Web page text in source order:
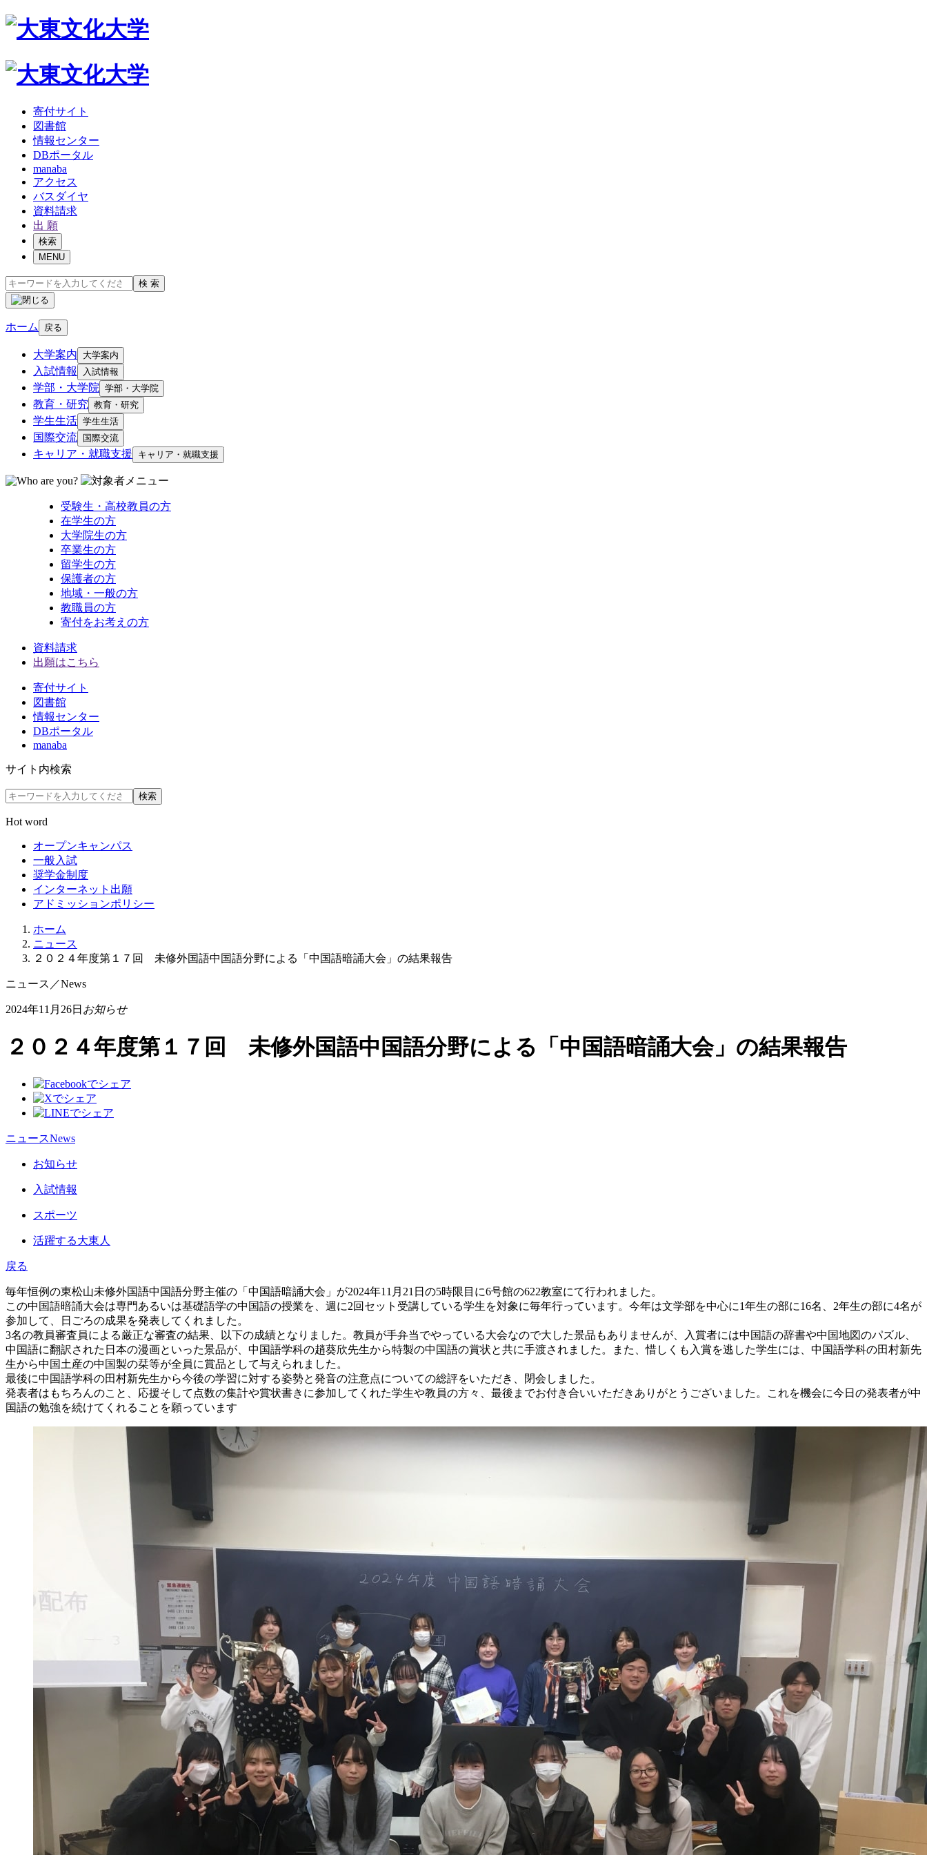
寄付サイト
図書館
情報センター
DBポータル
manaba
アクセス
バスダイヤ
資料請求
出 願
検索
MENU
検 索
ホーム 戻る
大学案内 大学案内
入試情報 入試情報
学部・大学院 学部・大学院
教育・研究 教育・研究
学生生活 学生生活
国際交流 国際交流
キャリア・就職支援 キャリア・就職支援
受験生・高校教員の方
在学生の方
大学院生の方
卒業生の方
留学生の方
保護者の方
地域・一般の方
教職員の方
寄付をお考えの方
資料請求
出願はこちら
寄付サイト
図書館
情報センター
DBポータル
manaba
サイト内検索
検索
Hot word
オープンキャンパス
一般入試
奨学金制度
インターネット出願
アドミッションポリシー
ホーム
ニュース
２０２４年度第１７回 未修外国語中国語分野による「中国語暗誦大会」の結果報告
ニュース ／News
2024年11月26日 お知らせ
２０２４年度第１７回 未修外国語中国語分野による「中国語暗誦大会」の結果報告
ニュースNews
お知らせ
入試情報
スポーツ
活躍する大東人
戻る
毎年恒例の東松山未修外国語中国語分野主催の「中国語暗誦大会」が2024年11月21日の5時限目に6号館の622教室にて行われました。
この中国語暗誦大会は専門あるいは基礎語学の中国語の授業を、週に2回セット受講している学生を対象に毎年行っています。今年は文学部を中心に1年生の部に16名、2年生の部に4名が
参加して、日ごろの成果を発表してくれました。
3名の教員審査員による厳正な審査の結果、以下の成績となりました。教員が手弁当でやっている大会なので大した景品もありませんが、入賞者には中国語の辞書や中国地図のパズル、
中国語に翻訳された日本の漫画といった景品が、中国語学科の趙葵欣先生から特製の中国語の賞状と共に手渡されました。また、惜しくも入賞を逃した学生には、中国語学科の田村新先
生から中国土産の中国製の栞等が全員に賞品として与えられました。
最後に中国語学科の田村新先生から今後の学習に対する姿勢と発音の注意点についての総評をいただき、閉会しました。
発表者はもちろんのこと、応援そして点数の集計や賞状書きに参加してくれた学生や教員の方々、最後までお付き合いいただきありがとうございました。これを機会に今日の発表者が中
国語の勉強を続けてくれることを願っています